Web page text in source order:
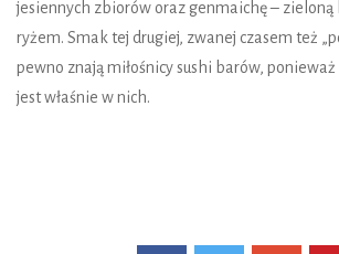
jesiennych zbiorów oraz genmaichę –
ryżem. Smak tej drugiej, zwanej czasem też
pewno znają miłośnicy sushi barów,
jest właśnie w nich.